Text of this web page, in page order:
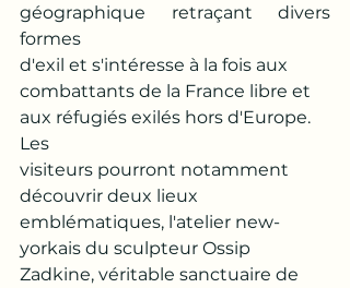
géographique retraçant divers
formes
d'exil et s'intéresse à la fois aux
combattants de la France libre et
aux réfugiés exilés hors d'Europe.
Les
visiteurs pourront notamment
découvrir deux lieux
emblématiques, l'atelier new-
yorkais du sculpteur Ossip
Zadkine, véritable sanctuaire de